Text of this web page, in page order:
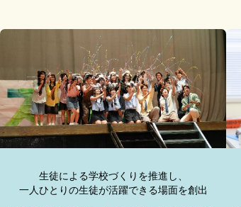
生徒による学校づくりを推進し、
一人ひとりの生徒が活躍できる場面を創出